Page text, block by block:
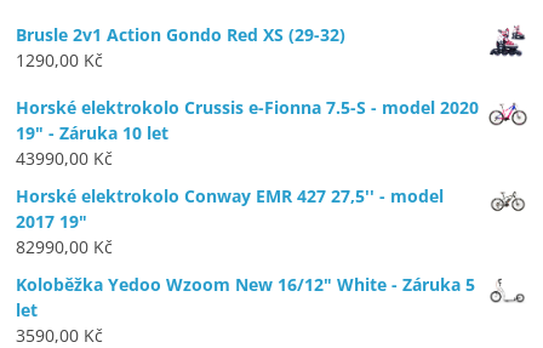
Brusle 2v1 Action Gondo Red XS (29-32)
1290,00 Kč
Horské elektrokolo Crussis e-Fionna 7.5-S - model 2020
19" - Záruka 10 let
43990,00 Kč
Horské elektrokolo Conway EMR 427 27,5'' - model
2017 19"
82990,00 Kč
Koloběžka Yedoo Wzoom New 16/12" White - Záruka 5
let
3590,00 Kč